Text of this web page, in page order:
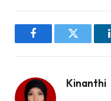
FacebookTwitter
Kinanthi